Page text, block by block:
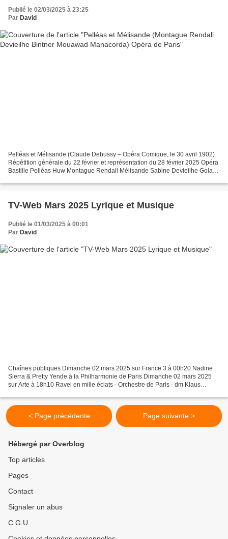
Publié le 02/03/2025 à 23:25
Par David
Pelléas et Mélisande (Claude Debussy – Opéra Comique, le 30 avril 1902)
Répétition générale du 22 février et représentation du 28 février 2025 Opéra
Bastille Pelléas Huw Montague Rendall Mélisande Sabine Devieilhe Golaud
TV-Web Mars 2025 Lyrique et Musique
Publié le 01/03/2025 à 00:01
Par David
Chaînes publiques Dimanche 02 mars 2025 sur France 3 à 00h20 Nadine
Sierra & Pretty Yende à la Philharmonie de Paris Dimanche 02 mars 2025
sur Arte à 18h10 Ravel en mille éclats - Orchestre de Paris - dm Klaus
< Page précédente Page suivante >
Hébergé par Overblog
Top articles
Pages
Contact
Signaler un abus
C.G.U.